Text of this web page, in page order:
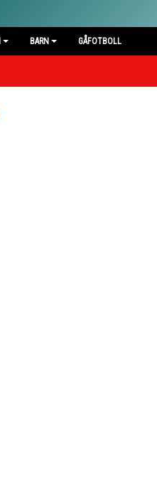
BARN GÅFOTBOLL